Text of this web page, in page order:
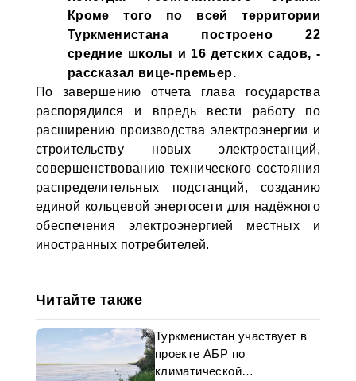
Кроме того по всей территории
Туркменистана построено 22
средние школы и 16 детских садов, -
рассказал вице-премьер.
По завершению отчета глава государства
распорядился и впредь вести работу по
расширению производства электроэнергии и
строительству новых электростанций,
совершенствованию технического состояния
распределительных подстанций, созданию
единой кольцевой энергосети для надёжного
обеспечения электроэнергией местных и
иностранных потребителей.
Читайте также
Туркменистан участвует в
проекте АБР по
климатической